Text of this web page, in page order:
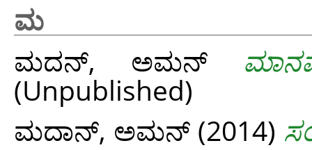
ಮ
ಮದನ್, ಅಮನ್
(Unpublished)
ಮದಾನ್, ಅಮನ್‌ (2014)